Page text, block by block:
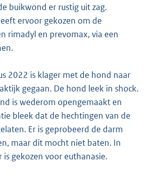
buikwond er rustig uit zag.
ervoor gekozen om de
rimadyl en prevomax, via een
2022 is klager met de hond naar
gegaan. De hond leek in shock.
is wederom opengemaakt en
bleek dat de hechtingen van de
Er is geprobeerd de darm
maar dit mocht niet baten. In
is gekozen voor euthanasie.